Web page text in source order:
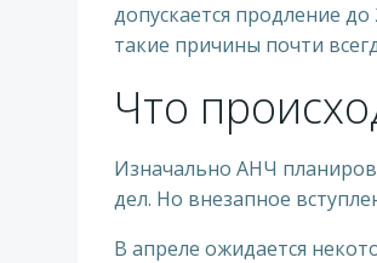
допускается продление
такие причины почти
Что
Изначально АНЧ
дел. Но внезапное
В апреле ожидается